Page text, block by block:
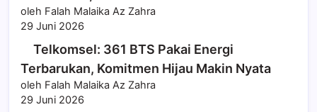
oleh Falah Malaika Az Zahra
29 Juni 2026
Telkomsel: 361 BTS Pakai Energi
Terbarukan, Komitmen Hijau Makin Nyata
oleh Falah Malaika Az Zahra
29 Juni 2026